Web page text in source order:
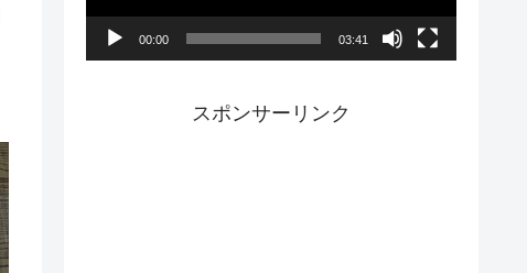
00:00 03:41
スポンサーリンク